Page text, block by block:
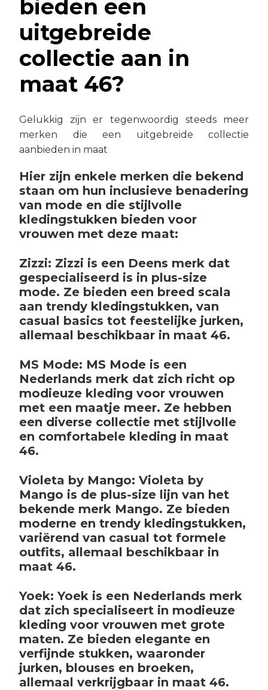
bieden een
uitgebreide
collectie aan in
maat 46?
Gelukkig zijn er tegenwoordig steeds meer
merken die een uitgebreide collectie
aanbieden in maat
Hier zijn enkele merken die bekend
staan om hun inclusieve benadering
van mode en die stijlvolle
kledingstukken bieden voor
vrouwen met deze maat:
Zizzi: Zizzi is een Deens merk dat
gespecialiseerd is in plus-size
mode. Ze bieden een breed scala
aan trendy kledingstukken, van
casual basics tot feestelijke jurken,
allemaal beschikbaar in maat 46.
MS Mode: MS Mode is een
Nederlands merk dat zich richt op
modieuze kleding voor vrouwen
met een maatje meer. Ze hebben
een diverse collectie met stijlvolle
en comfortabele kleding in maat
46.
Violeta by Mango: Violeta by
Mango is de plus-size lijn van het
bekende merk Mango. Ze bieden
moderne en trendy kledingstukken,
variërend van casual tot formele
outfits, allemaal beschikbaar in
maat 46.
Yoek: Yoek is een Nederlands merk
dat zich specialiseert in modieuze
kleding voor vrouwen met grote
maten. Ze bieden elegante en
verfijnde stukken, waaronder
jurken, blouses en broeken,
allemaal verkrijgbaar in maat 46.